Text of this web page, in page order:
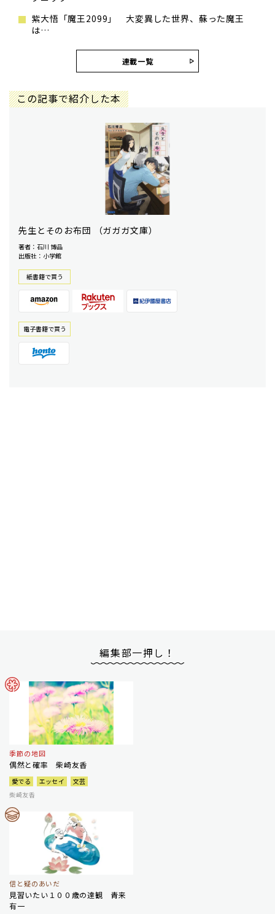
紫大悟「魔王2099」 大変異した世界、蘇った魔王
は…
連載一覧
この記事で紹介した本
先生とそのお布団 （ガガガ文庫）
著者：石川 博品
出版社：小学館
紙書籍で買う
電⼦書籍で買う
編集部一押し！
季節の地図
偶然と確率 柴崎友香
愛でる エッセイ
文芸
柴崎友香
信と疑のあいだ
見習いたい１００歳の達観 青来
有一